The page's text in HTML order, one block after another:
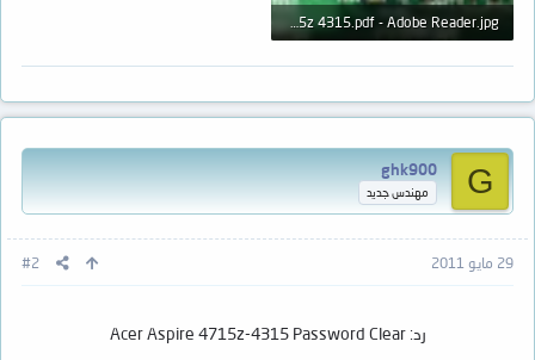
G
ghk900
مهندس جديد
29 مايو 2011 #2
رد: Acer Aspire 4715z-4315 Password Clear